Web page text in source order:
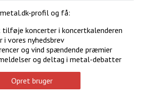
profil og få:
koncerter i koncertkalenderen
i vores nyhedsbrev
og vind spændende præmier
og deltag i metal-debatter
Opret bruger